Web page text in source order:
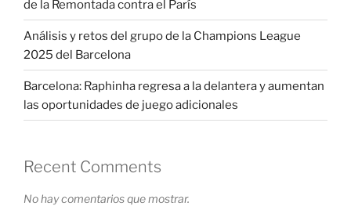
de la Remontada contra el París
Análisis y retos del grupo de la Champions League
2025 del Barcelona
Barcelona: Raphinha regresa a la delantera y aumentan
las oportunidades de juego adicionales
Recent Comments
No hay comentarios que mostrar.